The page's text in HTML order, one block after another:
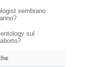
sembrano
sul